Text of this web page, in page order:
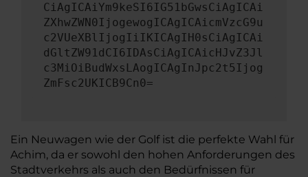
CiAgICAiYm9keSI6IG51bGwsCiAgICAi
ZXhwZWN0IjogewogICAgICAicmVzcG9u
c2VUeXBlIjogIiIKICAgIH0sCiAgICAi
dGltZW91dCI6IDAsCiAgICAicHJvZ3Jl
c3MiOiBudWxsLAogICAgInJpc2t5Ijog
ZmFsc2UKICB9Cn0=
Ein Neuwagen wie der Golf ist die perfekte Wahl für
Achim, da er sowohl den hohen Anforderungen des
Stadtverkehrs als auch den Bedürfnissen für